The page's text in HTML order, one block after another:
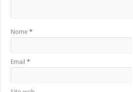
Nome*
Email*